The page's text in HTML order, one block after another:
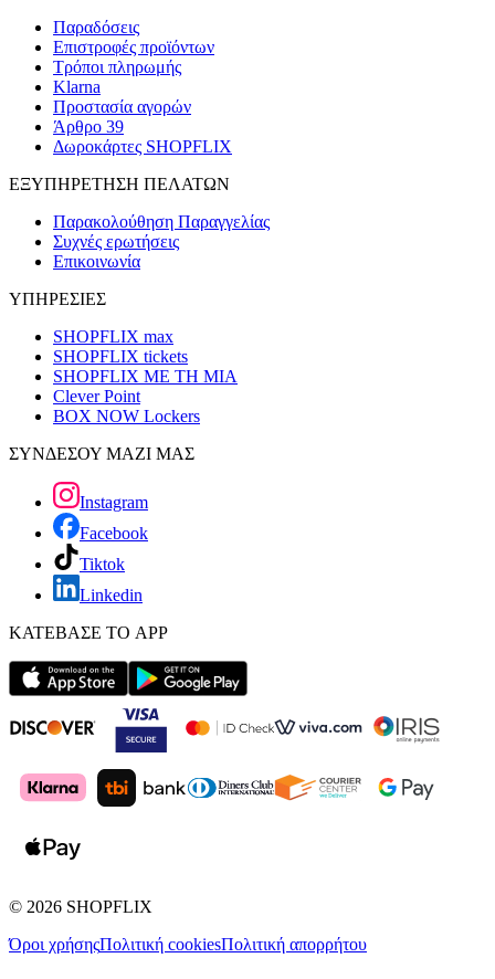
Παραδόσεις
Επιστροφές προϊόντων
Τρόποι πληρωμής
Klarna
Προστασία αγορών
Άρθρο 39
Δωροκάρτες SHOPFLIX
ΕΞΥΠΗΡΕΤΗΣΗ ΠΕΛΑΤΩΝ
Παρακολούθηση Παραγγελίας
Συχνές ερωτήσεις
Επικοινωνία
ΥΠΗΡΕΣΙΕΣ
SHOPFLIX max
SHOPFLIX tickets
SHOPFLIX ΜΕ ΤΗ ΜΙΑ
Clever Point
BOX NOW Lockers
ΣΥΝΔΕΣΟΥ ΜΑΖΙ ΜΑΣ
Instagram
Facebook
Tiktok
Linkedin
ΚΑΤΕΒΑΣΕ ΤΟ APP
© 2026 SHOPFLIX
Όροι χρήσηςΠολιτική cookiesΠολιτική απορρήτου